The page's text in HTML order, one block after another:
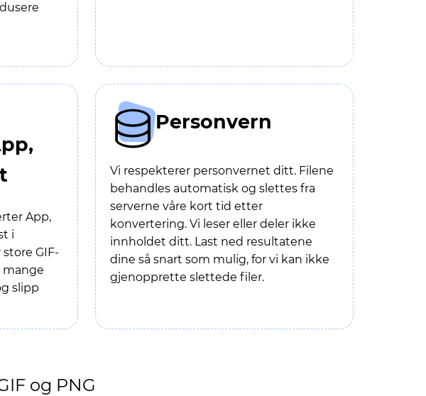
App,
i
GIF-
mange
slipp
Personvern
Vi respekterer personvernet ditt. Filene
behandles automatisk og slettes fra
serverne våre kort tid etter
konvertering. Vi leser eller deler ikke
innholdet ditt. Last ned resultatene
dine så snart som mulig, for vi kan ikke
gjenopprette slettede filer.
og PNG